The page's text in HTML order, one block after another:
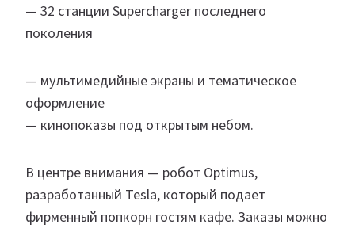
— 32 станции Supercharger последнего
поколения
— мультимедийные экраны и тематическое
оформление
— кинопоказы под открытым небом.
В центре внимания — робот Optimus,
разработанный Tesla, который подает
фирменный попкорн гостям кафе. Заказы можно